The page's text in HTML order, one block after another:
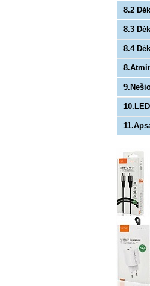
8.2
8.3
8.4
10.LED